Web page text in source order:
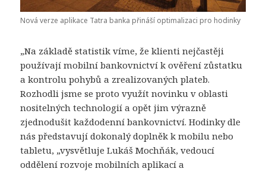
Nová verze aplikace Tatra banka přináší optimalizaci pro hodinky
„Na základě statistik víme, že klienti nejčastěji
používají mobilní bankovnictví k ověření zůstatku
a kontrolu pohybů a zrealizovaných plateb.
Rozhodli jsme se proto využít novinku v oblasti
nositelných technologií a opět jim výrazně
zjednodušit každodenní bankovnictví. Hodinky dle
nás představují dokonalý doplněk k mobilu nebo
tabletu, „vysvětluje Lukáš Mochňák, vedoucí
oddělení rozvoje mobilních aplikací a